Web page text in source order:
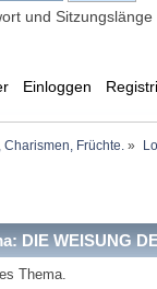
und Sitzungslänge
Einloggen
Charismen, Früchte. »
DIE WEISUNG
Thema.